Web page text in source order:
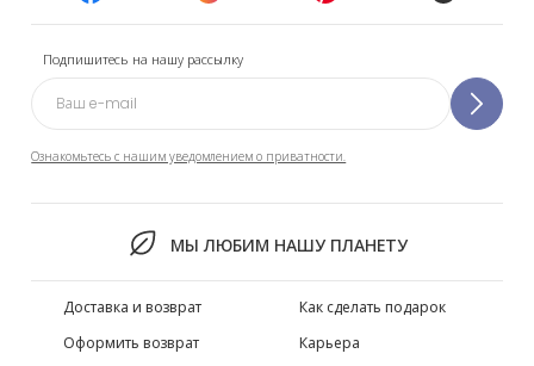
Подпишитесь на нашу рассылку
Ознакомьтесь с нашим уведомлением о приватности.
МЫ ЛЮБИМ НАШУ ПЛАНЕТУ
Доставка и возврат
Оформить возврат
Как сделать подарок
Карьера